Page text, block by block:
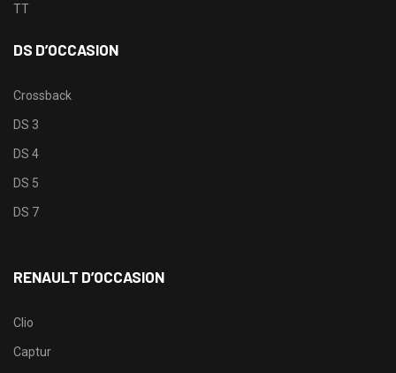
TT
DS D’OCCASION
Crossback
DS 3
DS 4
DS 5
DS 7
RENAULT D’OCCASION
Clio
Captur